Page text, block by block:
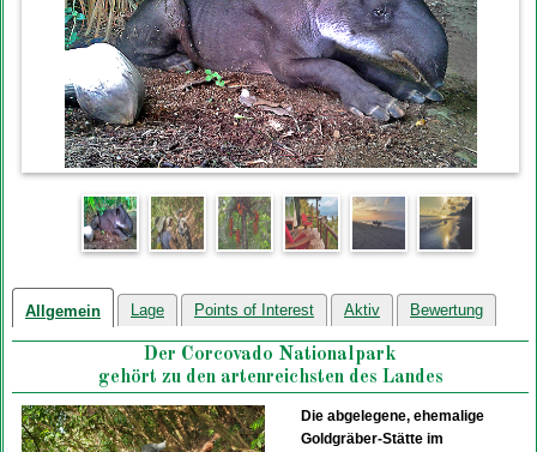
Allgemein Lage Points of Interest Aktiv Bewertung
Der Corcovado Nationalpark
gehört zu den artenreichsten des Landes
Die abgelegene, ehemalige
Goldgräber-Stätte im